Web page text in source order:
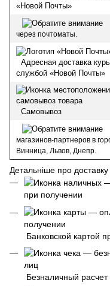
«Новой Почты»
через почтоматы.
Адресная доставка
службой «Новой Почты»
Самовывоз
магазинов-партнеров в
Винница, Львов, Днепр.
Детальніше про доставку
при получении
Банковской картой
Безналичный